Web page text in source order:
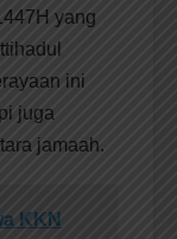
yang
ini
juga
jamaah.
KKN